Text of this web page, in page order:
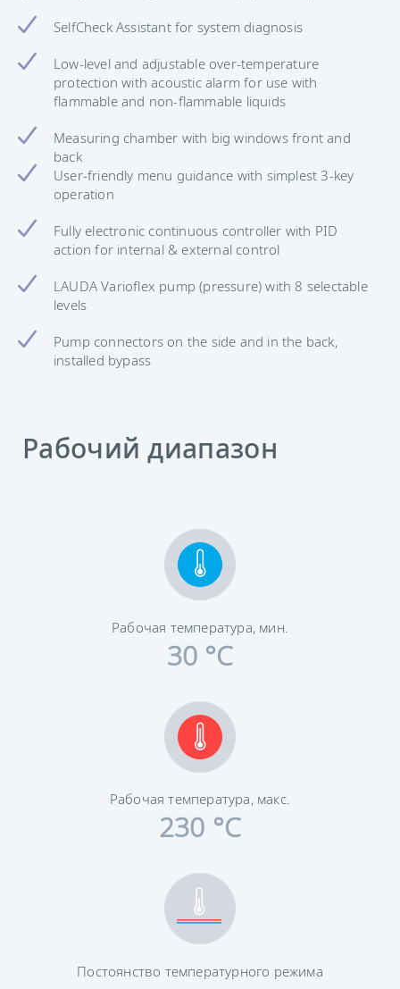
SelfCheck Assistant for system diagnosis
Low-level and adjustable over-temperature
protection with acoustic alarm for use with
flammable and non-flammable liquids
Measuring chamber with big windows front and
back
User-friendly menu guidance with simplest 3-key
operation
Fully electronic continuous controller with PID
action for internal & external control
LAUDA Varioflex pump (pressure) with 8 selectable
levels
Pump connectors on the side and in the back,
installed bypass
Рабочий диапазон
Рабочая температура, мин.
30 °C
Рабочая температура, макс.
230 °C
Постоянство температурного режима